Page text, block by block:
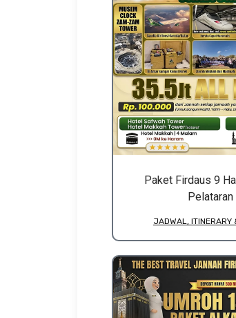
Paket Firdaus 9
JADWAL, ITINERARY